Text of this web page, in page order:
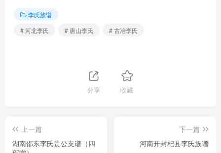
李氏族谱
# 河北李氏
# 唐山李氏 # 古冶李氏
分享 收藏
上一篇
湖南邵东李氏贵公支谱（四
下一篇
河南开封杞县李氏族谱